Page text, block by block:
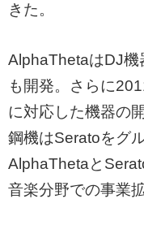
きた。
AlphaThetaはDJ機
も開発。さらに
に対応した機器の
鋼機はSeratoをグ
AlphaThetaと
音楽分野での事業